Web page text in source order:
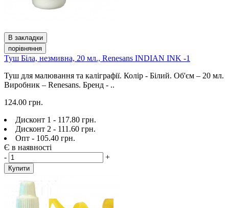
В закладки
порівняння
Туш Біла, незмивна, 20 мл., Renesans INDIAN INK -1
Туш для малювання та каліграфії. Колір - Білий. Об'єм – 20 мл.
Виробник – Renesans. Бренд - ..
124.00 грн.
Дисконт 1 - 117.80 грн.
Дисконт 2 - 111.60 грн.
Опт - 105.40 грн.
Є в наявності
-
+
Купити